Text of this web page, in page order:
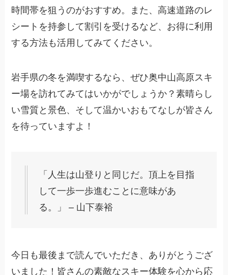
時間帯を狙うのがおすすめ。また、高速道路のレ
シートを持参して割引を受けるなど、お得に利用
する方法も活用してみてください。
岩手県の冬を満喫するなら、ぜひ奥中山高原スキ
ー場を訪れてみてはいかがでしょうか？素晴らし
い雪質と景色、そして温かいおもてなしが皆さん
を待っていますよ！
「人生は山登りと同じだ。頂上を目指
して一歩一歩進むことに意味があ
る。」 – 山下泰裕
今日も最後まで読んでいただき、ありがとうござ
いました！皆さんの素敵なスキー体験を心から応